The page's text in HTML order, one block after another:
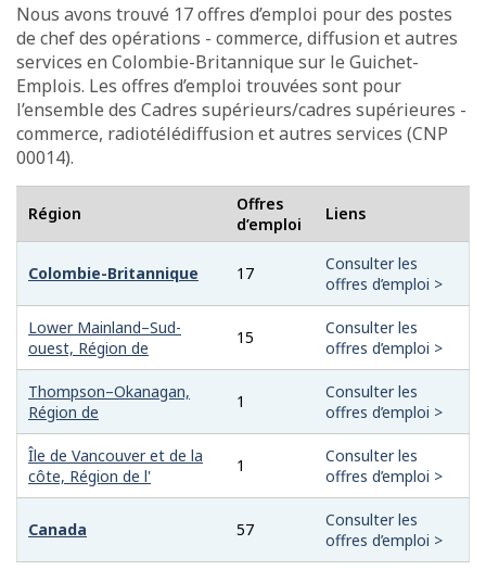
Nous avons trouvé 17 offres d’emploi pour des postes
de chef des opérations - commerce, diffusion et autres
services en Colombie-Britannique sur le Guichet-
Emplois. Les offres d’emploi trouvées sont pour
l’ensemble des Cadres supérieurs/cadres supérieures -
commerce, radiotélédiffusion et autres services (CNP
00014).
Région
Offres
d’emploi
Liens
Colombie-Britannique 17
Consulter les
offres d’emploi >
Lower Mainland–Sud-
ouest, Région de
15
Consulter les
offres d’emploi >
Thompson–Okanagan,
Région de
1
Consulter les
offres d’emploi >
Île de Vancouver et de la
côte, Région de l'
1
Consulter les
offres d’emploi >
Canada 57
Consulter les
offres d’emploi >